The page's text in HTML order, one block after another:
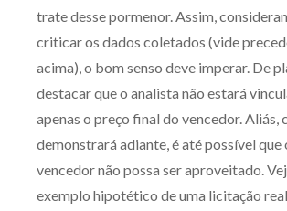
trate desse pormenor. Assim,
criticar os dados coletados (vide
acima), o bom senso deve imperar. De
destacar que o analista não estará
apenas o preço final do vencedor. Aliás,
demonstrará adiante, é até possível que
vencedor não possa ser aproveitado.
exemplo hipotético de uma licitação